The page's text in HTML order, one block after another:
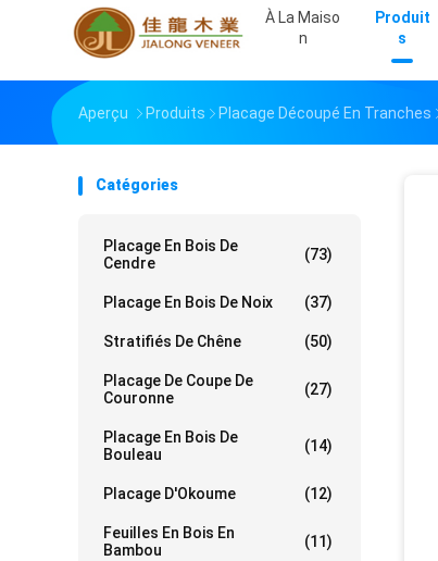
À La Maiso
N
Produit
S
Aperçu Produits Placage Découpé En Tranches
Catégories
Placage En Bois De
Cendre
(73)
Placage En Bois De Noix (37)
Stratifiés De Chêne (50)
Placage De Coupe De
Couronne
(27)
Placage En Bois De
Bouleau
(14)
Placage D'Okoume (12)
Feuilles En Bois En
Bambou
(11)